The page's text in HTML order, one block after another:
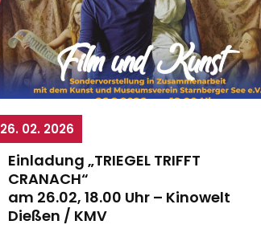
26. 02. 2026
Einladung „TRIEGEL TRIFFT
CRANACH“
am 26.02, 18.00 Uhr – Kinowelt
Dießen / KMV